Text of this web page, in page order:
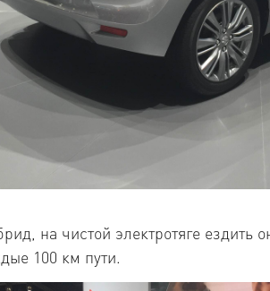
на чистой электротяге ездить
100 км пути.